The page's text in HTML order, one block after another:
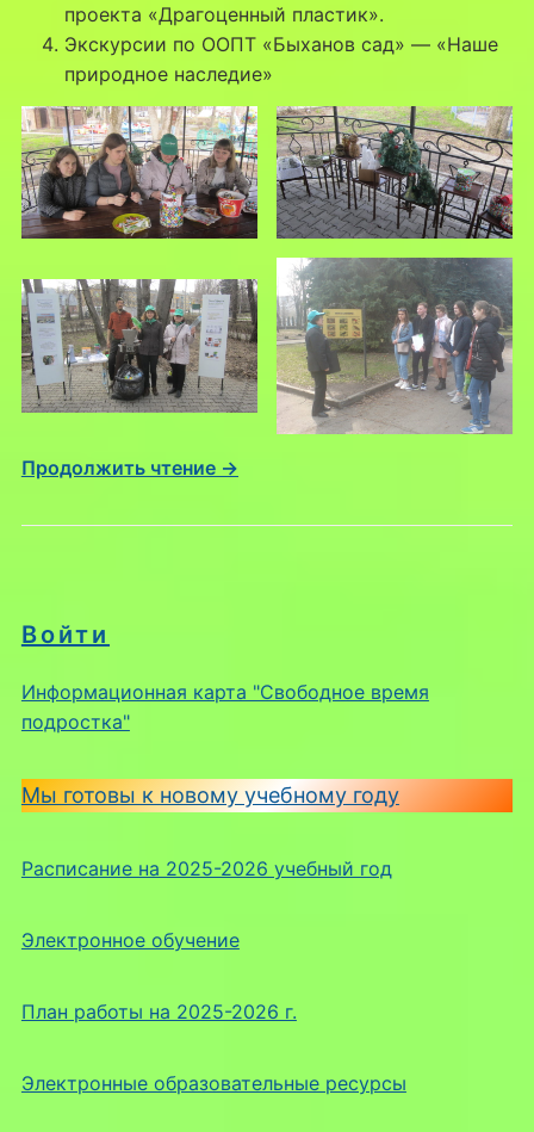
Войти
Информационная карта "Свободное время
подростка"
Мы готовы к новому учебному году
Расписание на 2025-2026 учебный год
Электронное обучение
План работы на 2025-2026 г.
Электронные образовательные ресурсы
проекта «Драгоценный пластик».
Экскурсии по ООПТ «Быханов сад» — «Наше
природное наследие»
Продолжить чтение →